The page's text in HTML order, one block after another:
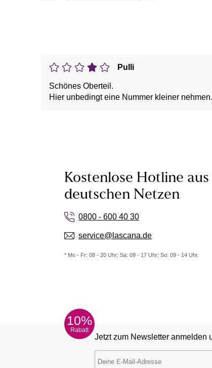
Pulli
Schönes Oberteil.
Hier unbedingt eine Nummer kleiner nehmen.
Kostenlose Hotline
deutschen Netzen
0800 - 600 40 30
service@lascana.de
* Mo - Fr: 08 - 20 Uhr; Sa: 09 - 17 Uhr; So: 09 - 14 Uhr.
10%
Rabatt
Jetzt zum Newsletter anmelden